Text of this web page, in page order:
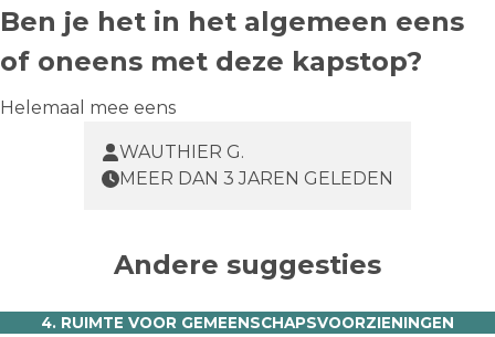
Ben je het in het algemeen eens
of oneens met deze kapstop?
Helemaal mee eens
WAUTHIER G.
MEER DAN 3 JAREN GELEDEN
Andere suggesties
4. RUIMTE VOOR GEMEENSCHAPSVOORZIENINGEN